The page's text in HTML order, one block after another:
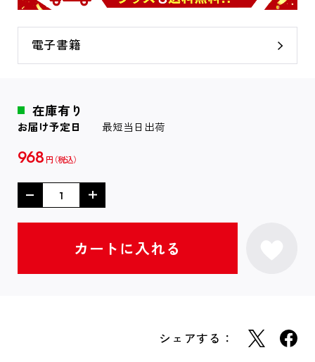
電子書籍
在庫有り
お届け予定日 最短当日出荷
968 円
シェアする：